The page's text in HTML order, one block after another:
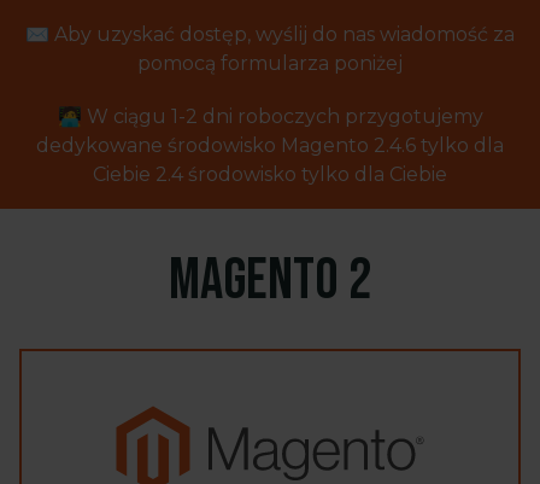
✉️ Aby uzyskać dostęp, wyślij do nas wiadomość za
pomocą formularza poniżej
🧑‍💻 W ciągu 1-2 dni roboczych przygotujemy
dedykowane środowisko Magento 2.4.6 tylko dla
Ciebie 2.4 środowisko tylko dla Ciebie
Magento 2